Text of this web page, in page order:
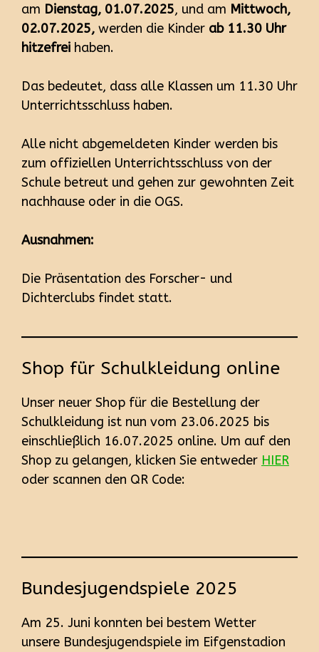
am Dienstag, 01.07.2025, und am Mittwoch,
02.07.2025, werden die Kinder ab 11.30 Uhr
hitzefrei haben.
Das bedeutet, dass alle Klassen um 11.30 Uhr
Unterrichtsschluss haben.
Alle nicht abgemeldeten Kinder werden bis
zum offiziellen Unterrichtsschluss von der
Schule betreut und gehen zur gewohnten Zeit
nachhause oder in die OGS.
Ausnahmen:
Die Präsentation des Forscher- und
Dichterclubs findet statt.
Shop für Schulkleidung online
Unser neuer Shop für die Bestellung der
Schulkleidung ist nun vom 23.06.2025 bis
einschließlich 16.07.2025 online. Um auf den
Shop zu gelangen, klicken Sie entweder HIER
oder scannen den QR Code:
Bundesjugendspiele 2025
Am 25. Juni konnten bei bestem Wetter
unsere Bundesjugendspiele im Eifgenstadion